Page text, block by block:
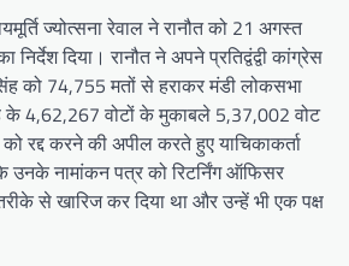
ज्योत्सना रेवाल ने रानौत को 21 अगस्त
दिया। रानौत ने अपने प्रतिद्वंद्वी कांग्रेस
को 74,755 मतों से हराकर मंडी लोकसभा
के 4,62,267 वोटों के मुकाबले 5,37,002 वोट
रद्द करने की अपील करते हुए याचिकाकर्ता
उनके नामांकन पत्र को रिटर्निंग ऑफिसर
से खारिज कर दिया था और उन्हें भी एक पक्ष